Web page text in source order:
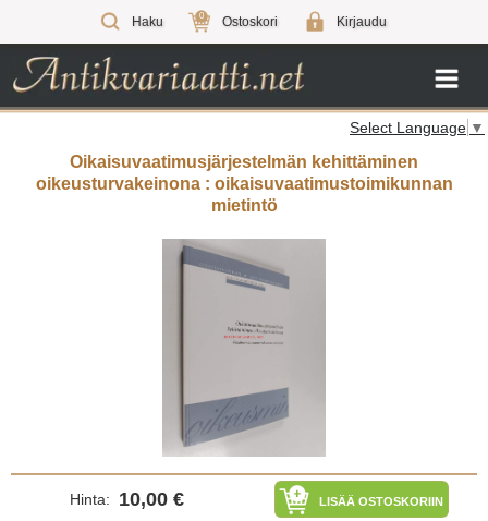
Haku 0 Ostoskori Kirjaudu
Select Language ▼
Oikaisuvaatimusjärjestelmän kehittäminen
oikeusturvakeinona : oikaisuvaatimustoimikunnan
mietintö
Hinta: 10,00 € LISÄÄ OSTOSKORIIN